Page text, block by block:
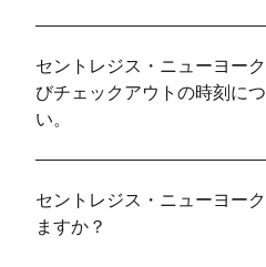
セントレジス・ニューヨー
びチェックアウトの時刻に
い。
セントレジス・ニューヨー
ますか？